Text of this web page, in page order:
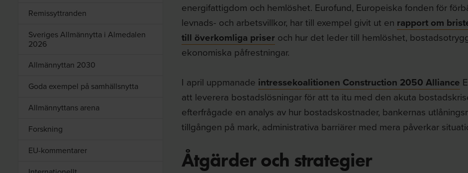
Remissyttranden
Sveriges Allmännytta i Almedalen
2026
Allmännyttan 2030
Goda exempel på samhällsnytta
Allmännyttans arena
Forskning
EU-kommentarer
energifattigdom och hemlöshet. Eurofund, Europeiska fonden för
levnads- och arbetsvillkor, har till exempel givit ut en rapport om
till överkomliga priseroch hur det leder till hemlöshet,
ekonomiska påfrestningar.
I april uppmanade intressekoalitionen Construction 2050 Alliance
att leverera bostadslösningar för att ta itu med den akuta
efterfrågade en analys av hur bostadskostnader, bankernas
tillgången på mark, administrativa barriärer med mera påverkar
Åtgärder och strategier